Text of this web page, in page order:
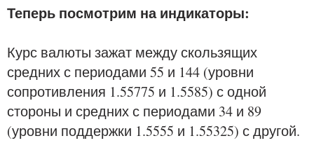
Теперь посмотрим на индикаторы:
Курс валюты зажат между скользящих
средних с периодами 55 и 144 (уровни
сопротивления 1.55775 и 1.5585) с одной
стороны и средних с периодами 34 и 89
(уровни поддержки 1.5555 и 1.55325) с другой.